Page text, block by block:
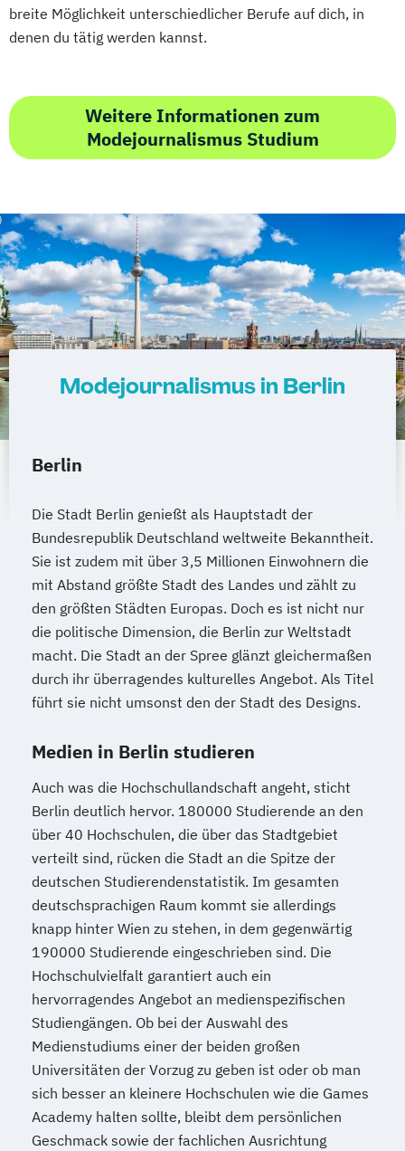
breite Möglichkeit unterschiedlicher Berufe auf dich, in
denen du tätig werden kannst.
Weitere Informationen zum
Modejournalismus Studium
Modejournalismus in Berlin
Berlin
Die Stadt Berlin genießt als Hauptstadt der
Bundesrepublik Deutschland weltweite Bekanntheit.
Sie ist zudem mit über 3,5 Millionen Einwohnern die
mit Abstand größte Stadt des Landes und zählt zu
den größten Städten Europas. Doch es ist nicht nur
die politische Dimension, die Berlin zur Weltstadt
macht. Die Stadt an der Spree glänzt gleichermaßen
durch ihr überragendes kulturelles Angebot. Als Titel
führt sie nicht umsonst den der Stadt des Designs.
Medien in Berlin studieren
Auch was die Hochschullandschaft angeht, sticht
Berlin deutlich hervor. 180000 Studierende an den
über 40 Hochschulen, die über das Stadtgebiet
verteilt sind, rücken die Stadt an die Spitze der
deutschen Studierendenstatistik. Im gesamten
deutschsprachigen Raum kommt sie allerdings
knapp hinter Wien zu stehen, in dem gegenwärtig
190000 Studierende eingeschrieben sind. Die
Hochschulvielfalt garantiert auch ein
hervorragendes Angebot an medienspezifischen
Studiengängen. Ob bei der Auswahl des
Medienstudiums einer der beiden großen
Universitäten der Vorzug zu geben ist oder ob man
sich besser an kleinere Hochschulen wie die Games
Academy halten sollte, bleibt dem persönlichen
Geschmack sowie der fachlichen Ausrichtung